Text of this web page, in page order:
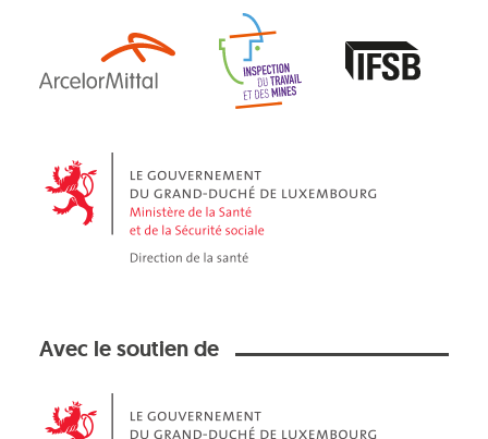
Avec le soutien de